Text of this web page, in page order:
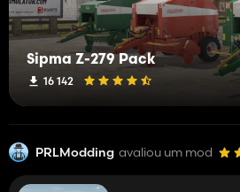
Sipma Z-279 Pack
16 142
PRLModding avaliou um mod